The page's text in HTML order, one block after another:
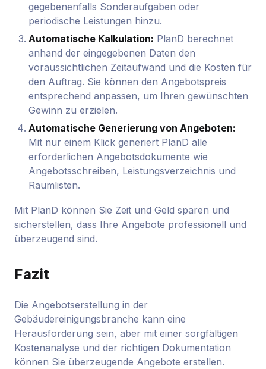
gegebenenfalls Sonderaufgaben oder
periodische Leistungen hinzu.
Automatische Kalkulation: PlanD berechnet
anhand der eingegebenen Daten den
voraussichtlichen Zeitaufwand und die Kosten für
den Auftrag. Sie können den Angebotspreis
entsprechend anpassen, um Ihren gewünschten
Gewinn zu erzielen.
Automatische Generierung von Angeboten:
Mit nur einem Klick generiert PlanD alle
erforderlichen Angebotsdokumente wie
Angebotsschreiben, Leistungsverzeichnis und
Raumlisten.
Mit PlanD können Sie Zeit und Geld sparen und
sicherstellen, dass Ihre Angebote professionell und
überzeugend sind.
Fazit
Die Angebotserstellung in der
Gebäudereinigungsbranche kann eine
Herausforderung sein, aber mit einer sorgfältigen
Kostenanalyse und der richtigen Dokumentation
können Sie überzeugende Angebote erstellen.